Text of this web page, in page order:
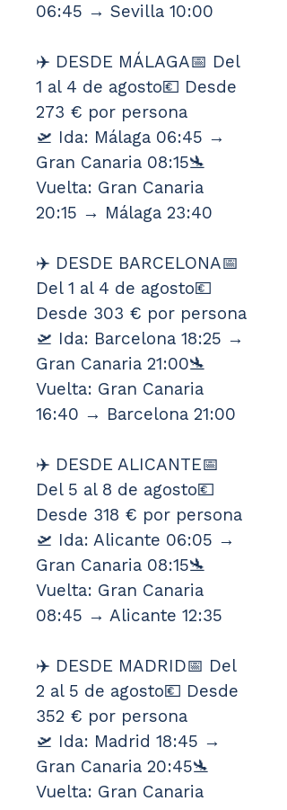
06:45 → Sevilla 10:00
✈️ DESDE MÁLAGA📅 Del
1 al 4 de agosto💶 Desde
273 € por persona
🛫 Ida: Málaga 06:45 →
Gran Canaria 08:15🛬
Vuelta: Gran Canaria
20:15 → Málaga 23:40
✈️ DESDE BARCELONA📅
Del 1 al 4 de agosto💶
Desde 303 € por persona
🛫 Ida: Barcelona 18:25 →
Gran Canaria 21:00🛬
Vuelta: Gran Canaria
16:40 → Barcelona 21:00
✈️ DESDE ALICANTE📅
Del 5 al 8 de agosto💶
Desde 318 € por persona
🛫 Ida: Alicante 06:05 →
Gran Canaria 08:15🛬
Vuelta: Gran Canaria
08:45 → Alicante 12:35
✈️ DESDE MADRID📅 Del
2 al 5 de agosto💶 Desde
352 € por persona
🛫 Ida: Madrid 18:45 →
Gran Canaria 20:45🛬
Vuelta: Gran Canaria